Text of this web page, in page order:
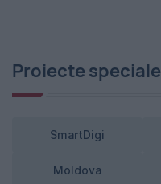
Proiecte speciale
SmartDigi
Moldova